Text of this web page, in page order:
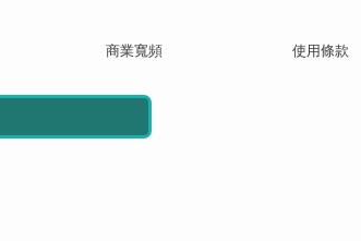
商業寬頻 使用條款